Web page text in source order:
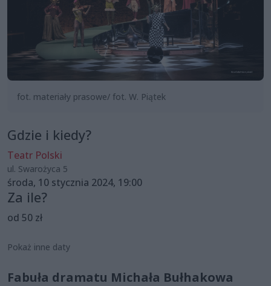
fot. materiały prasowe/ fot. W. Piątek
Gdzie i kiedy?
Teatr Polski
ul. Swarożyca 5
środa, 10 stycznia 2024, 19:00
Za ile?
od 50 zł
Pokaż inne daty
Fabuła dramatu Michała Bułhakowa